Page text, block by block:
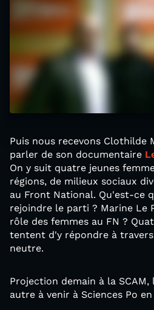
Puis nous recevons Clothilde
parler de son documentaire
On y suit quatre jeunes
régions, de milieux sociaux
au Front National. Qu'est-ce
rejoindre le parti ? Marine Le
rôle des femmes au FN ?
tentent d'y répondre à
neutre.
Projection demain à la SCAM,
autre à venir à Sciences Po